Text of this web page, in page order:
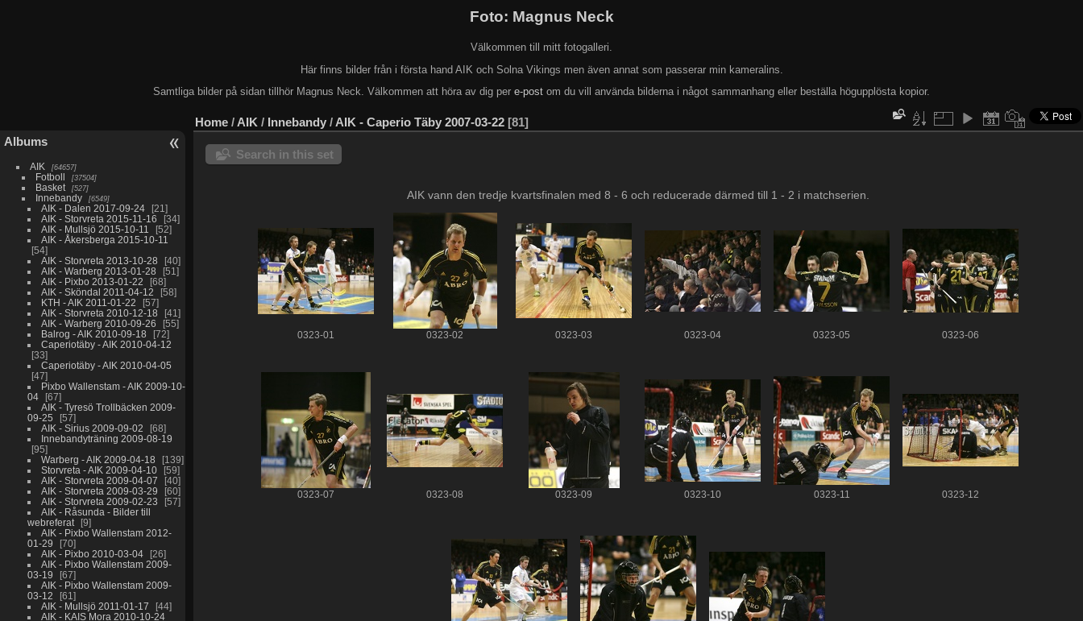
Foto: Magnus Neck
Välkommen till mitt fotogalleri.
Här finns bilder från i första hand AIK och Solna Vikings men även annat som passerar min kameralins.
Samtliga bilder på sidan tillhör Magnus Neck. Välkommen att höra av dig per e-post om du vill använda bilderna i något sammanhang eller beställa högupplösta kopior.
Albums
AIK 64657
Fotboll 37504
Basket 527
Innebandy 6549
AIK - Dalen 2017-09-24
21
AIK - Storvreta 2015-11-16
34
AIK - Mullsjö 2015-10-11
52
AIK - Åkersberga 2015-10-11
54
AIK - Storvreta 2013-10-28
40
AIK - Warberg 2013-01-28
51
AIK - Pixbo 2013-01-22
68
AIK - Sköndal 2011-04-12
58
KTH - AIK 2011-01-22
57
AIK - Storvreta 2010-12-18
41
AIK - Warberg 2010-09-26
55
Balrog - AIK 2010-09-18
72
Caperiotäby - AIK 2010-04-12
33
Caperiotäby - AIK 2010-04-05
47
Pixbo Wallenstam - AIK 2009-10-
04
67
AIK - Tyresö Trollbäcken 2009-
09-25
57
AIK - Sirius 2009-09-02
68
Innebandyträning 2009-08-19
95
Warberg - AIK 2009-04-18
139
Storvreta - AIK 2009-04-10
59
AIK - Storvreta 2009-04-07
40
AIK - Storvreta 2009-03-29
60
AIK - Storvreta 2009-02-23
57
AIK - Råsunda - Bilder till
webreferat
9
AIK - Pixbo Wallenstam 2012-
01-29
70
AIK - Pixbo 2010-03-04
26
AIK - Pixbo Wallenstam 2009-
03-19
67
AIK - Pixbo Wallenstam 2009-
03-12
61
AIK - Mullsjö 2011-01-17
44
AIK - KAIS Mora 2010-10-24
Home / AIK / Innebandy / AIK - Caperio Täby 2007-03-22 81
Search in this set
AIK vann den tredje kvartsfinalen med 8 - 6 och reducerade därmed till 1 - 2 i matchserien.
0323-01 0323-02 0323-03 0323-04 0323-05 0323-06
0323-07 0323-08 0323-09 0323-10 0323-11 0323-12